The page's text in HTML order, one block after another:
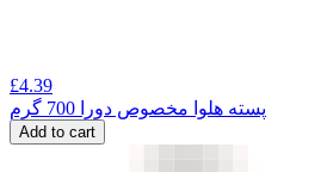
£4.39
پسته هلوا مخصوص دورا 700 گرم
Add to cart